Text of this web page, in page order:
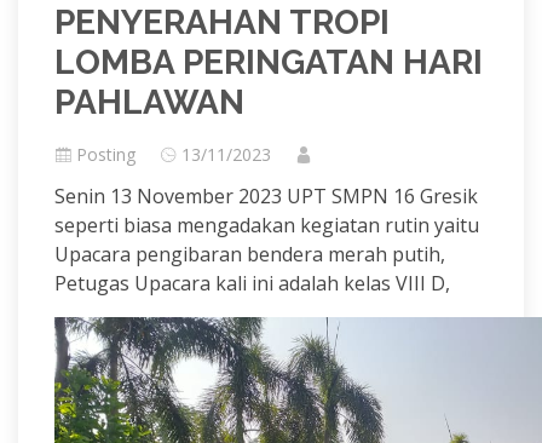
PENYERAHAN TROPI
LOMBA PERINGATAN HARI
PAHLAWAN
Posting 13/11/2023
Senin 13 November 2023 UPT SMPN 16 Gresik
seperti biasa mengadakan kegiatan rutin yaitu
Upacara pengibaran bendera merah putih,
Petugas Upacara kali ini adalah kelas VIII D,